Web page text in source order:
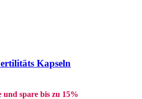
Kapseln
und spare bis zu 15%